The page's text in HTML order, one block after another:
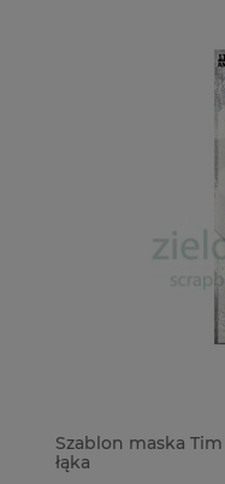
Szablon maska
łąka